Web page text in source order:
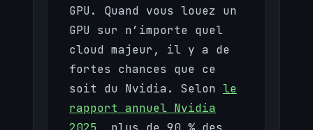
GPU. Quand vous louez un
GPU sur n’importe quel
cloud majeur, il y a de
fortes chances que ce
soit du Nvidia. Selon le
rapport annuel Nvidia